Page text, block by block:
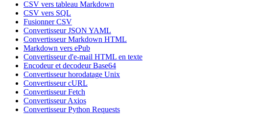
CSV vers tableau Markdown
CSV vers SQL
Fusionner CSV
Convertisseur JSON YAML
Convertisseur Markdown HTML
Markdown vers ePub
Convertisseur d'e-mail HTML en texte
Encodeur et decodeur Base64
Convertisseur horodatage Unix
Convertisseur cURL
Convertisseur Fetch
Convertisseur Axios
Convertisseur Python Requests